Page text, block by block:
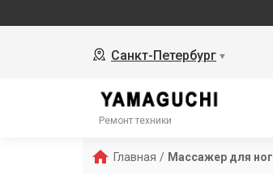
Санкт-Петербург ▼
Ремонт техники
Главная / Массажер для ног